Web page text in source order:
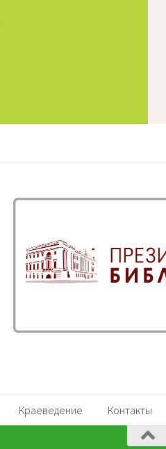
Краеведение Контакты